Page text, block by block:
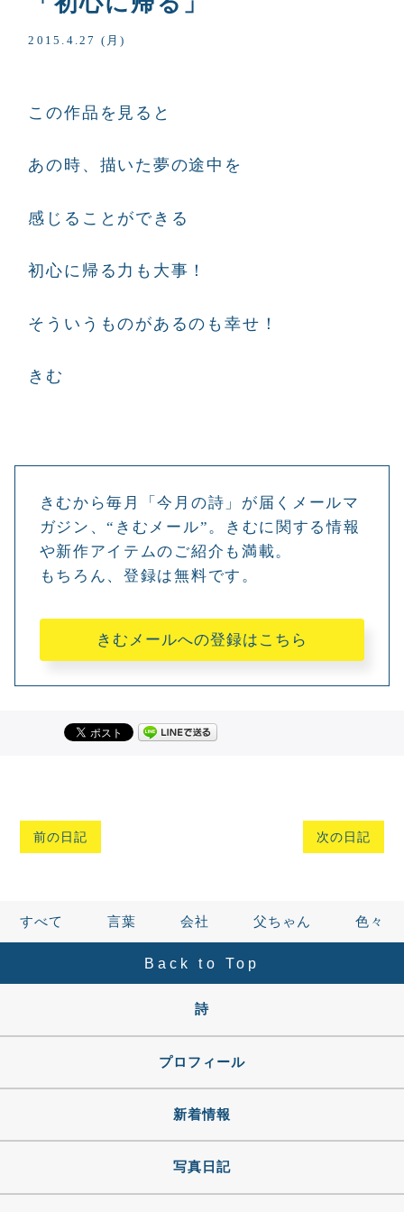
2015.4.27 (月)
この作品を見ると
あの時、描いた夢の途中を
感じることができる
初心に帰る力も大事！
そういうものがあるのも幸せ！
きむ
きむから毎月「今月の詩」が届くメールマ
ガジン、“きむメール”。きむに関する情報
や新作アイテムのご紹介も満載。
もちろん、登録は無料です。
きむメールへの登録はこちら
前の日記 次の日記
すべて 言葉 会社 父ちゃん 色々
Back to Top
詩
プロフィール
新着情報
写真日記